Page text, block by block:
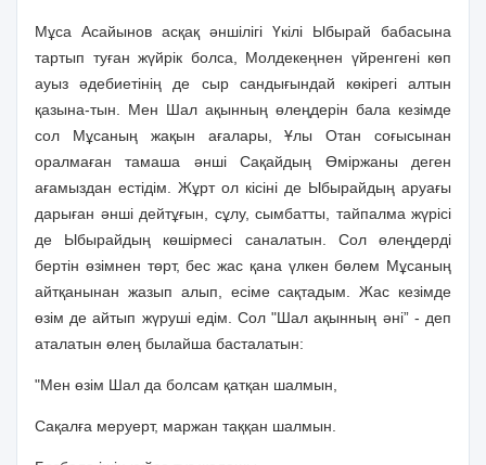
Мұса Асайынов асқақ әншiлiгi Үкiлi Ыбырай бабасына
тартып туған жүйрiк болса, Молдекеңнен үйренгенi көп
ауыз әдебиетiнiң де сыр сандығындай көкiрегi алтын
қазына-тын. Мен Шал ақынның өлеңдерiн бала кезiмде
сол Мұсаның жақын ағалары, Ұлы Отан соғысынан
оралмаған тамаша әншi Сақайдың Өмiржаны деген
ағамыздан естiдiм. Жұрт ол кiсiнi де Ыбырайдың аруағы
дарыған әншi дейтұғын, сұлу, сымбатты, тайпалма жүрiсi
де Ыбырайдың көшiрмесi саналатын. Сол өлеңдердi
бертiн өзiмнен төрт, бес жас қана үлкен бөлем Мұсаның
айтқанынан жазып алып, есiме сақтадым. Жас кезiмде
өзiм де айтып жүрушi едiм. Сол "Шал ақынның әнi” - деп
аталатын өлең былайша басталатын:
"Мен өзiм Шал да болсам қатқан шалмын,
Сақалға меруерт, маржан таққан шалмын.